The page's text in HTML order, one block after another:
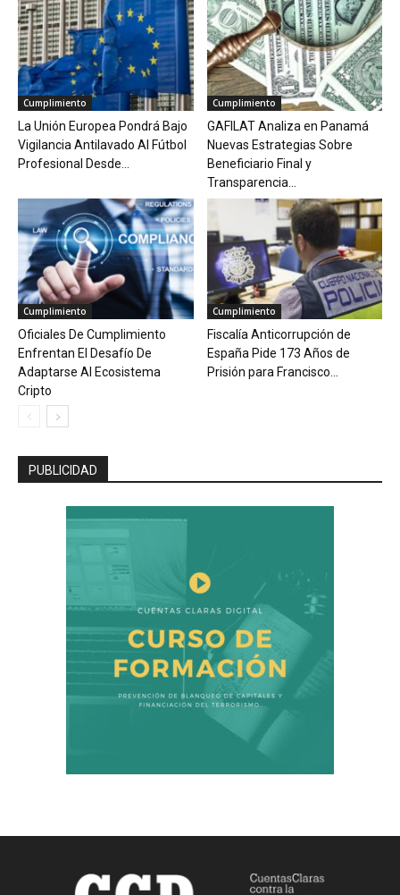
Cumplimiento
La Unión Europea Pondrá Bajo
Vigilancia Antilavado Al Fútbol
Profesional Desde...
Cumplimiento
GAFILAT Analiza en Panamá
Nuevas Estrategias Sobre
Beneficiario Final y
Transparencia...
Cumplimiento
Oficiales De Cumplimiento
Enfrentan El Desafío De
Adaptarse Al Ecosistema
Cripto
Cumplimiento
Fiscalía Anticorrupción de
España Pide 173 Años de
Prisión para Francisco...
PUBLICIDAD